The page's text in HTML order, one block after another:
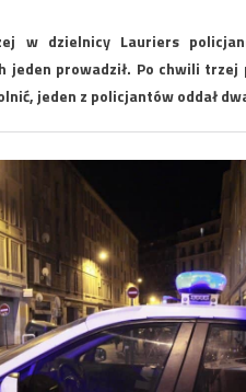
w dzielnicy Lauriers
prowadził. Po chwili
jeden z policjantów oddał